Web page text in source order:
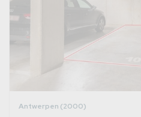
Antwerpen (2000)